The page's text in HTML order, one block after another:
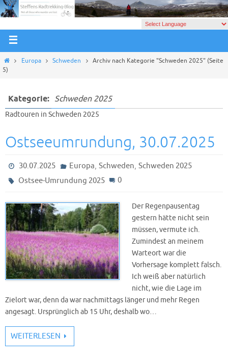
Europa Schweden Archiv nach Kategorie "Schweden 2025" (Seite
5)
Kategorie: Schweden 2025
Radtouren in Schweden 2025
Ostseeumrundung, 30.07.2025
30.07.2025 Europa, Schweden, Schweden 2025
Ostsee-Umrundung 2025
0
Der Regenpausentag
gestern hätte nicht sein
müssen, vermute ich.
Zumindest an meinem
Warteort war die
Vorhersage komplett falsch.
Ich weiß aber natürlich
nicht, wie die Lage im
Zielort war, denn da war nachmittags länger und mehr Regen
angesagt. Ursprünglich ab 15 Uhr, deshalb wo…
WEITERLESEN